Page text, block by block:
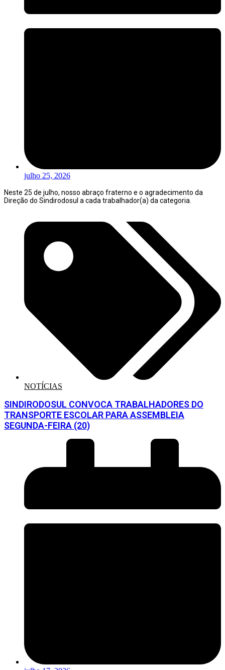
julho 25, 2026
Neste 25 de julho, nosso abraço fraterno e o agradecimento da
Direção do Sindirodosul a cada trabalhador(a) da categoria.
NOTÍCIAS
SINDIRODOSUL CONVOCA TRABALHADORES DO
TRANSPORTE ESCOLAR PARA ASSEMBLEIA
SEGUNDA-FEIRA (20)